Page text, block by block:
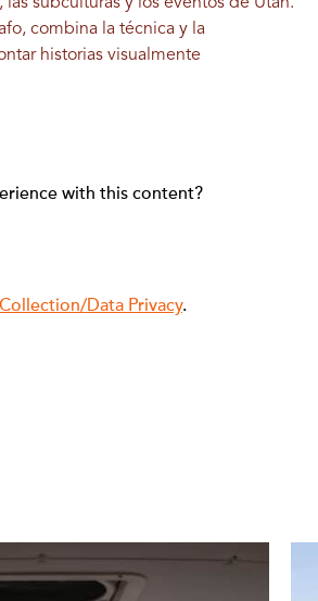
combina la técnica y la
historias visualmente